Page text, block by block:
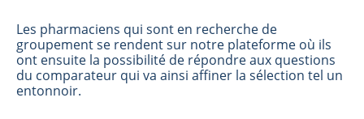
Les pharmaciens qui sont en recherche de
groupement se rendent sur notre plateforme où ils
ont ensuite la possibilité de répondre aux questions
du comparateur qui va ainsi affiner la sélection tel un
entonnoir.